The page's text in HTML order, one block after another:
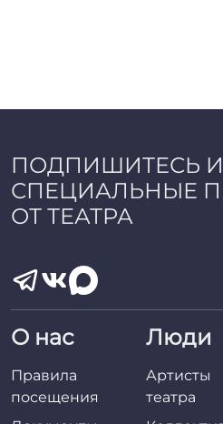
ПОДПИШИТЕСЬ
СПЕЦИАЛЬНЫЕ
ОТ ТЕАТРА
О нас
Правила
посещения
Люди
Артисты
театра